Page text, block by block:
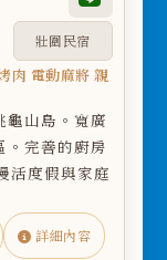
壯圍民宿
肉 電動麻將 親
龜山島。寬廣
。完善的廚房
活度假與家庭
詳細內容